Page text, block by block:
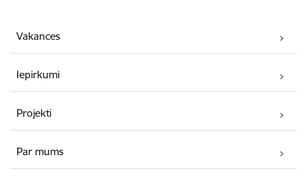
Vakances
Iepirkumi
Projekti
Par mums